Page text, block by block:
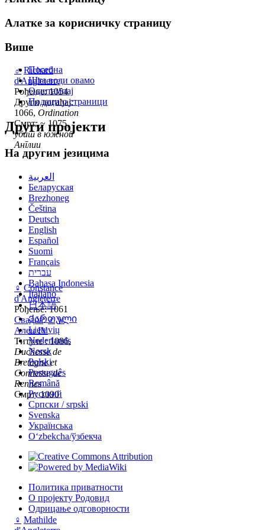
♂ Richard
d'Angleterre
Рођење: 1054
Други догађај:
1066, Ordination
Смрт: ~ 1075,
убит в южной
Англии
♀ Constance
d'Angleterre
Рођење: 1061
Свадба:♂ w
Ален IV
Титуле : 1086,
Duchesse de
Bretagne et
Comtesse de
Rennes
Смрт: 1090
♀ Мathilde
Алатке за корисничку страницу
Више
Посебна
Шта води овамо
Одштампај
Подаци о страници
Други пројекти
На другим језицима
العربية
Беларуская
Brezhoneg
Čeština
Deutsch
English
Español
Suomi
Français
עברית
Bahasa Indonesia
Italiano
日本語
Ქართული
Lietuvių
Nederlands
Norsk
Polski
Português
Română
Русский
Српски / srpski
Svenska
Українська
Oʻzbekcha/ўзбекча
Политика приватности
О пројекту Родовид
Одрицање одговорности